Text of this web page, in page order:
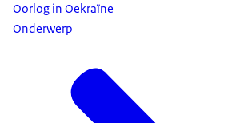
Oorlog in Oekraïne
Onderwerp